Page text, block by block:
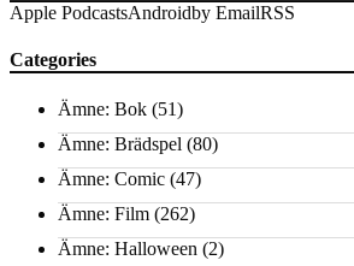
Apple PodcastsAndroidby EmailRSS
Categories
Ämne: Bok (51)
Ämne: Brädspel (80)
Ämne: Comic (47)
Ämne: Film (262)
Ämne: Halloween (2)